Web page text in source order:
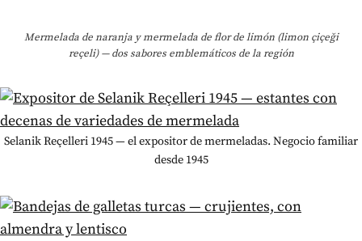
Mermelada de naranja y mermelada de flor de limón (limon çiçeği
reçeli) — dos sabores emblemáticos de la región
Selanik Reçelleri 1945 — el expositor de mermeladas. Negocio familiar
desde 1945